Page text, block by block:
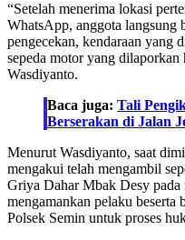
“Setelah menerima lokasi
WhatsApp, anggota langsung
pengecekan, kendaraan yang
sepeda motor yang
Wasdiyanto.
Baca juga: Tali
Berserakan di Jalan
Menurut Wasdiyanto, saat
mengakui telah mengambil
Griya Dahar Mbak Desy pada
mengamankan pelaku beserta
Polsek Semin untuk proses